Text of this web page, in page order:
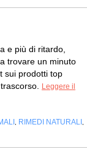
e più di ritardo,
trovare un minuto
sui prodotti top
Leggere il
RIMEDI NATURALI